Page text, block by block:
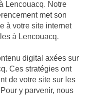
Lencouacq. Notre
met son
à votre site internet
à Lencouacq.
digital axées sur
Ces stratégies ont
de votre site sur les
y parvenir, nous